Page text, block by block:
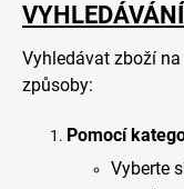
Vyhledávat zboží
způsoby:
Pomocí
Vyberte